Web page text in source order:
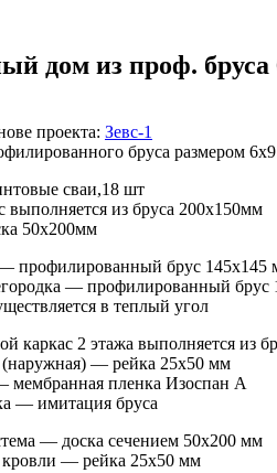
дом из проф.
проекта: Зевс-1
бруса размером
сваи,18 шт
выполняется из бруса 200х150мм
50х200мм
профилированный брус 145х145
— профилированный брус
в теплый угол
каркас 2 этажа выполняется из
(наружная) — рейка 25х50 мм
мембранная пленка Изоспан А
— имитация бруса
— доска сечением 50х200 мм
кровли — рейка 25х50 мм